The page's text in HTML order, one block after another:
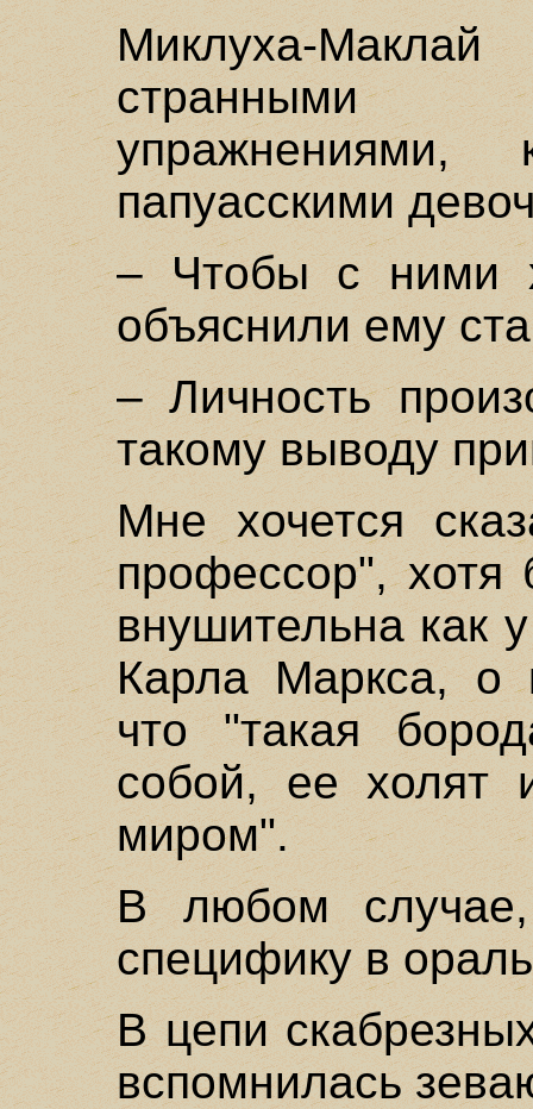
Миклуха-
странными
упражнениями,
папуасскими
– Чтобы с ними
объяснили ему
– Личность
такому выводу
Мне хочется
профессор", хотя
внушительна как
Карла Маркса, о
что "такая
собой, ее холят
миром".
В любом
специфику в
В цепи
вспомнилась